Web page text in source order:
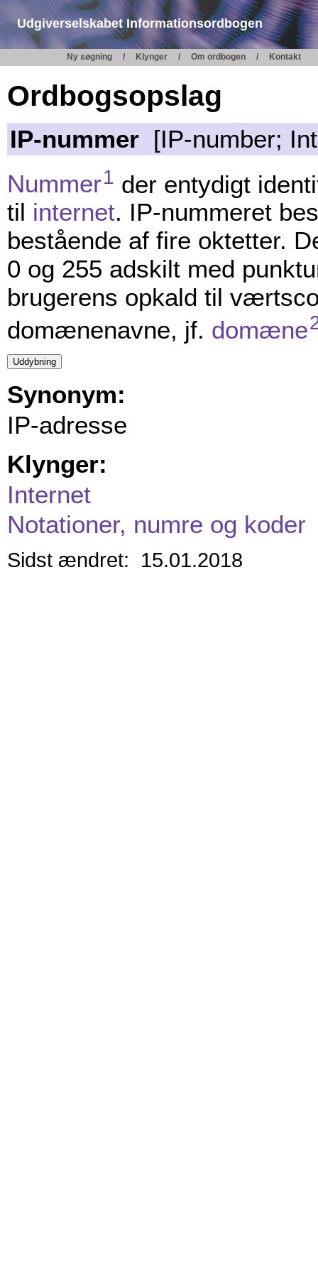
Udgiverselskabet Informationsordbogen
Ny søgning Klynger Om ordbogen Kontakt
Ordbogsopslag
IP-nummer [IP-number;
Nummer1 der entydigt
til internet. IP-nummeret
bestående af fire oktetter.
0 og 255 adskilt med
brugerens opkald til
domænenavne, jf. domæne
Synonym:
IP-adresse
Klynger:
Internet
Notationer, numre og koder
Sidst ændret: 15.01.2018